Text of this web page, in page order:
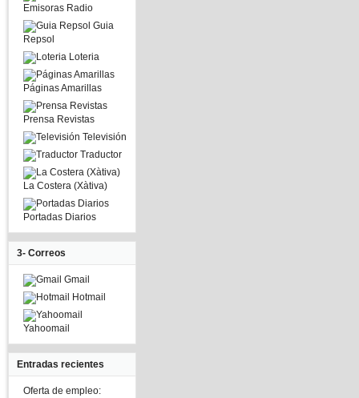
Emisoras Radio
Guia
Repsol
Loteria
Páginas Amarillas
Prensa Revistas
Televisión
Traductor
La Costera (Xàtiva)
Portadas Diarios
3- Correos
Gmail
Hotmail
Yahoomail
Entradas recientes
Oferta de empleo: